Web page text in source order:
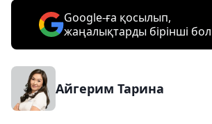
Google-ға қосылып,
жаңалықтарды бірінші
Айгерим Тарина